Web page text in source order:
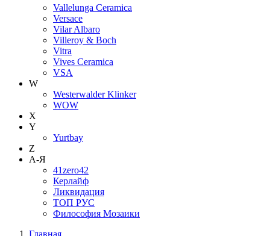
Vallelunga Ceramica
Versace
Vilar Albaro
Villeroy & Boch
Vitra
Vives Ceramica
VSA
W
Westerwalder Klinker
WOW
X
Y
Yurtbay
Z
А-Я
41zero42
Керлайф
Ликвидация
ТОП РУС
Философия Мозаики
Главная